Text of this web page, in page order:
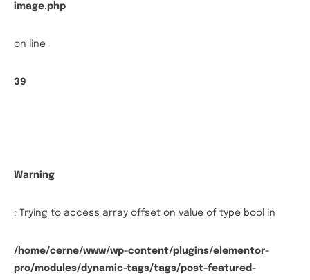
image.php
on line
39
Warning
: Trying to access array offset on value of type bool in
/home/cerne/www/wp-content/plugins/elementor-
pro/modules/dynamic-tags/tags/post-featured-